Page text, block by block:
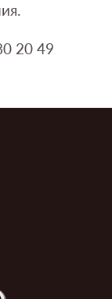
20 49